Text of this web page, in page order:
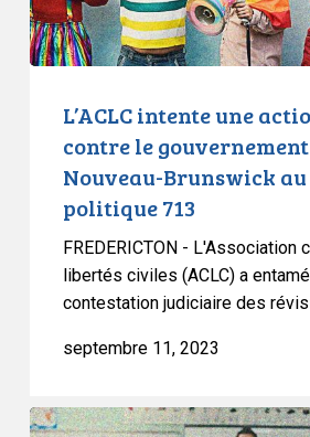
gouvernement
du
sujet
politique
L’ACLC intente une
contre le
Nouveau-Brunswick au
politique 713
FREDERICTON - L'Association
libertés civiles (ACLC) a
contestation judiciaire des
septembre 11, 2023
L’ACLC